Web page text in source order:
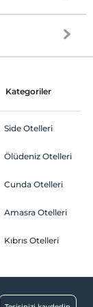
Kategoriler
Side Otelleri
Ölüdeniz Otelleri
Cunda Otelleri
Amasra Otelleri
Kıbrıs Otelleri